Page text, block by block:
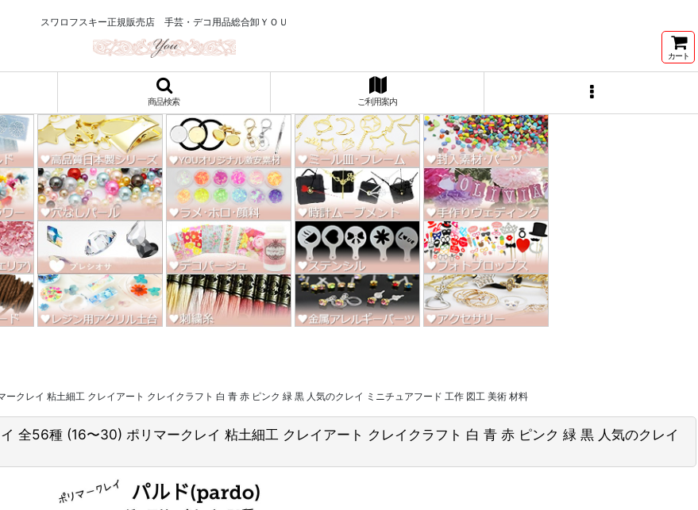
スワロフスキー正規販売店 手芸・デコ用品総合卸ＹＯＵ
カート
商品検索 ご利用案内
クレイ 粘土細工 クレイアート クレイクラフト 白 青 赤 ピンク 緑 黒 人気のクレイ ミニチュアフード 工作 図工 美術 材料
全56種 (16〜30) ポリマークレイ 粘土細工 クレイアート クレイクラフト 白 青 赤 ピンク 緑 黒 人気のクレイ